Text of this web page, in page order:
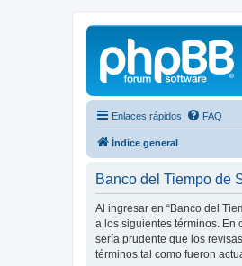
Enlaces rápidos FAQ
Índice general
Banco del Tiempo de
Al ingresar en “Banco del
a los siguientes términos. En
sería prudente que los
términos tal como fueron